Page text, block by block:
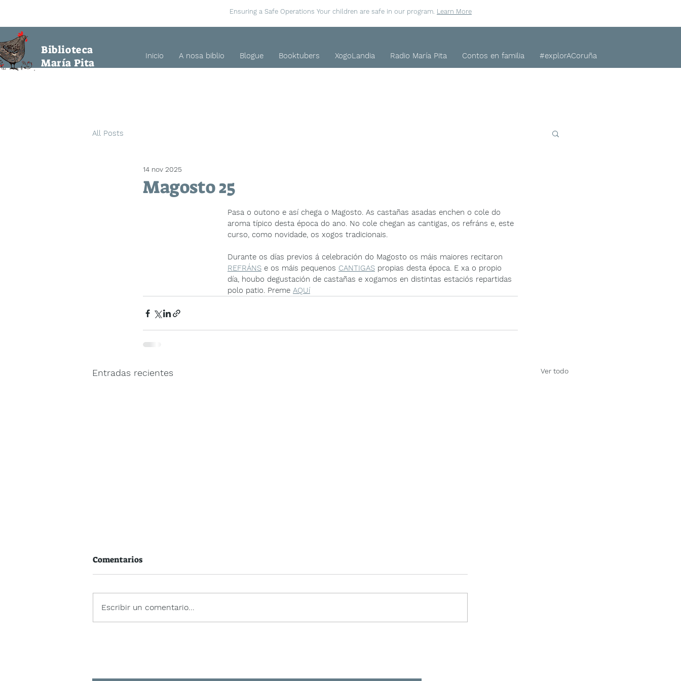
Ensuring a Safe Operations Your children are safe in our program. Learn More
María Pita
Inicio A nosa biblio Blogue Booktubers XogoLandia Radio María Pita Contos en familia #explorACoruña
Biblioteca
María Pita
All Posts
Magosto 25
14 nov 2025
Pasa o outono e así chega o Magosto. As castañas asadas enchen o cole do
aroma típico desta época do ano. No cole chegan as cantigas, os refráns e, este
curso, como novidade, os xogos tradicionais.
Durante os días previos á celebración do Magosto os máis maiores recitaron
REFRÁNS e os máis pequenos CANTIGAS propias desta época. E xa o propio
día, houbo degustación de castañas e xogamos en distintas estaciós repartidas
polo patio. Preme AQUí
Entradas recientes Ver todo
Letras Galegas 26
Comentarios
Escribir un comentario...